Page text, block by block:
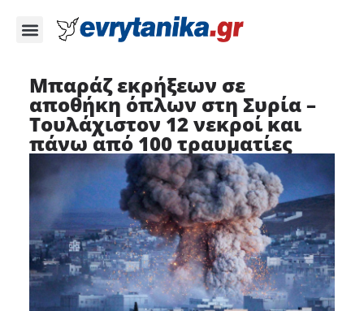
Μπαράζ εκρήξεων σε
αποθήκη όπλων στη Συρία –
Τουλάχιστον 12 νεκροί και
πάνω από 100 τραυματίες